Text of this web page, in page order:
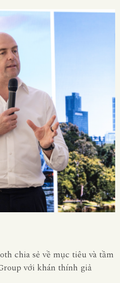
chia sẻ về mục tiêu và tầm
với khán thính giả